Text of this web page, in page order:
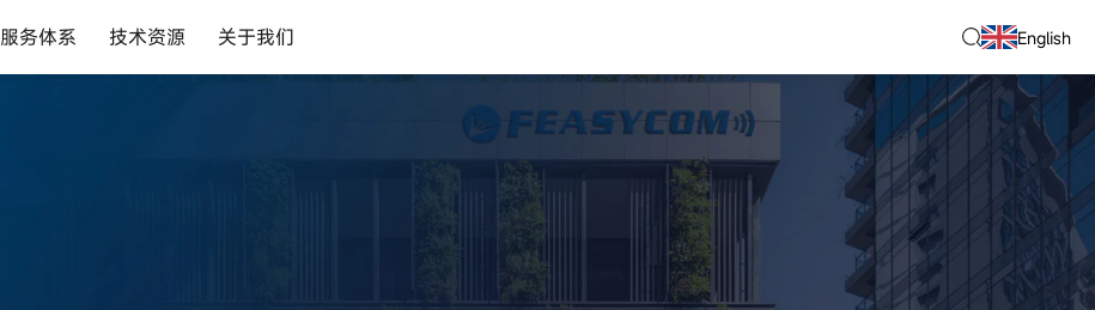
服务体系 技术资源 关于我们 English